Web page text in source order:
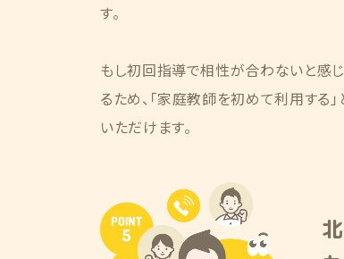
す。
もし初回指導で相性が合わないと感
るため、「家庭教師を初めて利用する
いただけます。